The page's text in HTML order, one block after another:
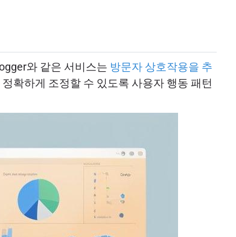
와 같은 서비스는 방문자 상호작용을 추
확하게 조정할 수 있도록 사용자 행동 패턴